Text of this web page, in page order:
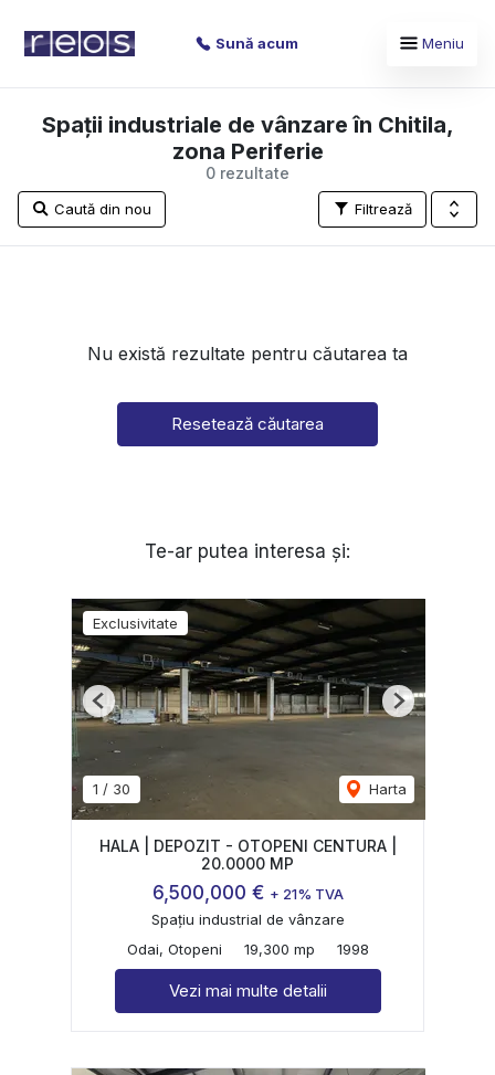
Sună acum Meniu
0 rezultate
Spații industriale de vânzare în Chitila,
zona Periferie
Filtrează
Caută din nou
Nu există rezultate pentru căutarea ta
Resetează căutarea
Te-ar putea interesa și:
Exclusivitate
1 / 30 Harta
Previous Next
HALA | DEPOZIT - OTOPENI CENTURA |
20.0000 MP
6,500,000 € + 21% TVA
Spațiu industrial de vânzare
Odai, Otopeni
19,300 mp 1998
Vezi mai multe detalii